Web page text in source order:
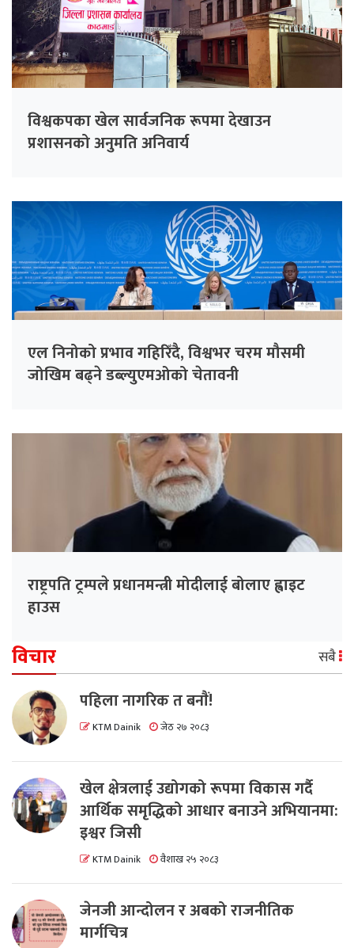
विश्वकपका खेल सार्वजनिक रूपमा देखाउन
प्रशासनको अनुमति अनिवार्य
एल निनोको प्रभाव गहिरिँदै, विश्वभर चरम मौसमी
जोखिम बढ्ने डब्ल्युएमओको चेतावनी
राष्ट्रपति ट्रम्पले प्रधानमन्त्री मोदीलाई बोलाए ह्वाइट
हाउस
विचार सबै
पहिला नागरिक त बनाैं!
KTM Dainik जेठ २७ २०८३
खेल क्षेत्रलाई उद्योगको रूपमा विकास गर्दै
आर्थिक समृद्धिको आधार बनाउने अभियानमा:
इश्वर जिसी
KTM Dainik वैशाख २५ २०८३
जेनजी आन्दोलन र अबको राजनीतिक
मार्गचित्र